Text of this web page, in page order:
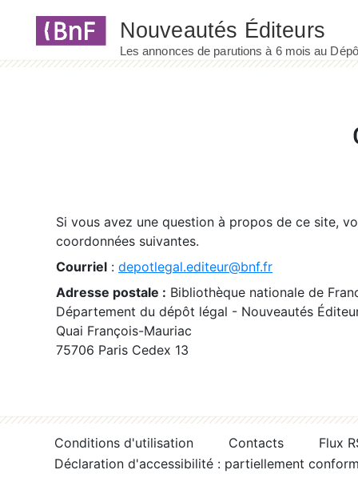
Si vous avez une question à propos de ce site,
coordonnées suivantes.
Courriel : depotlegal.editeur@bnf.fr
Adresse postale : Bibliothèque nationale de
Département du dépôt légal - Nouveautés
Quai François-Mauriac
75706 Paris Cedex 13
Conditions d'utilisation Contacts
Flux
Déclaration d'accessibilité : partiellement